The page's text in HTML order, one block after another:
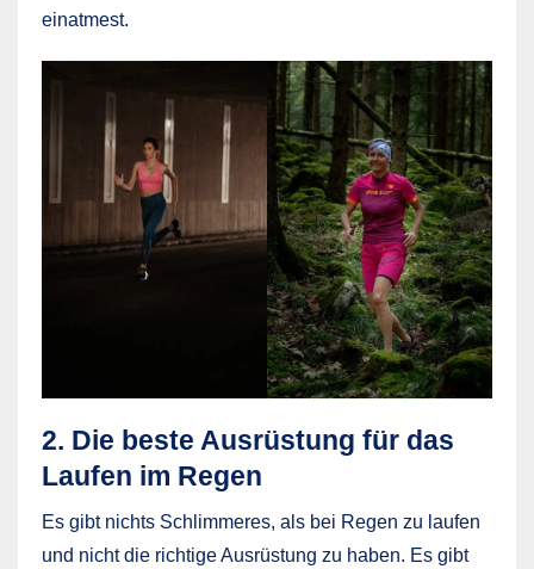
einatmest.
2. Die beste Ausrüstung für das
Laufen im Regen
Es gibt nichts Schlimmeres, als bei Regen zu laufen
und nicht die richtige Ausrüstung zu haben. Es gibt